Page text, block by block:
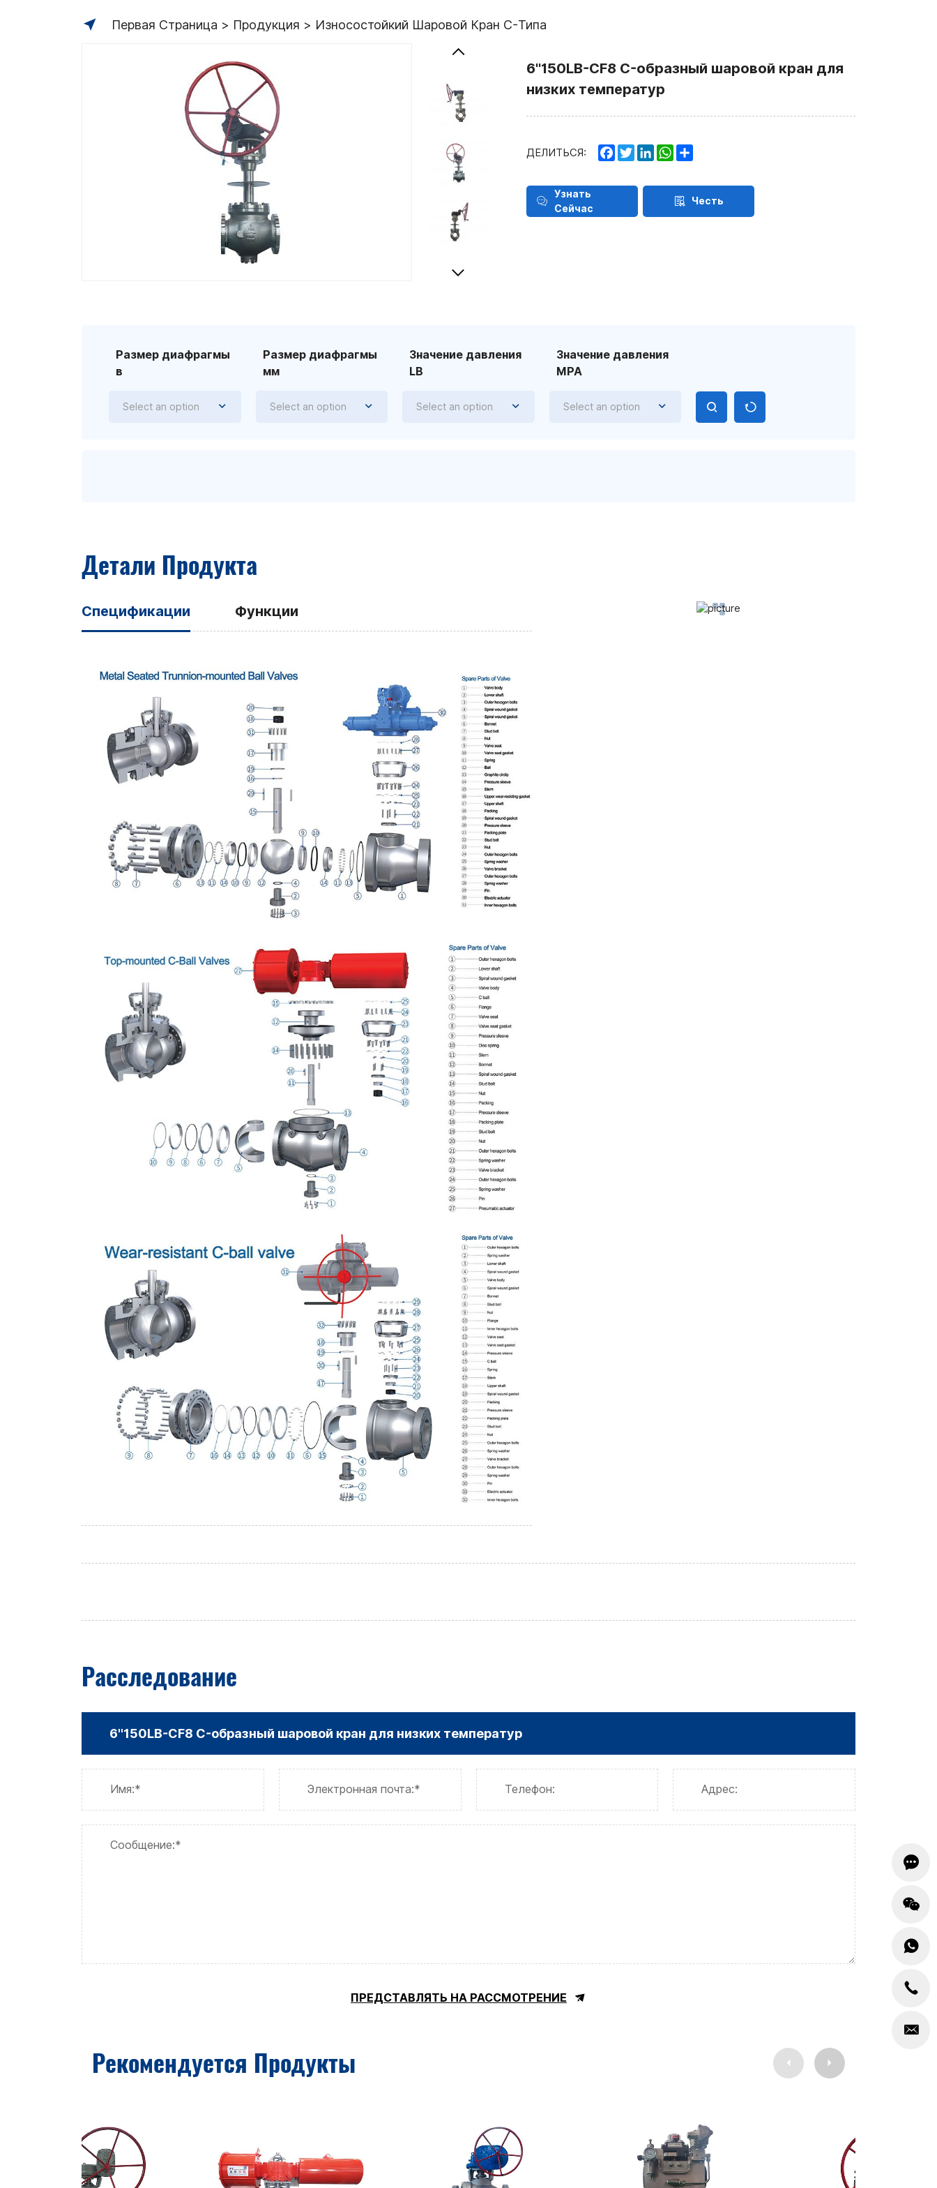
Первая Страница Продукция Износостойкий Шаровой Кран C-Типа
6''150LB-CF8 C-образный шаровой кран для
низких температур
ДЕЛИТЬСЯ: Facebook
TwitterLinkedInWhatsApp
Узнать
Сейчас
Честь
Значение давления
LB
Select an option
Значение давления
MPA
Select an option
Размер диафрагмы
мм
Select an option
Размер диафрагмы
в
Select an option
Детали Продукта
Спецификации Функции
Расследование
ПРЕДСТАВЛЯТЬ НА РАССМОТРЕНИЕ
Рекомендуется Продукты